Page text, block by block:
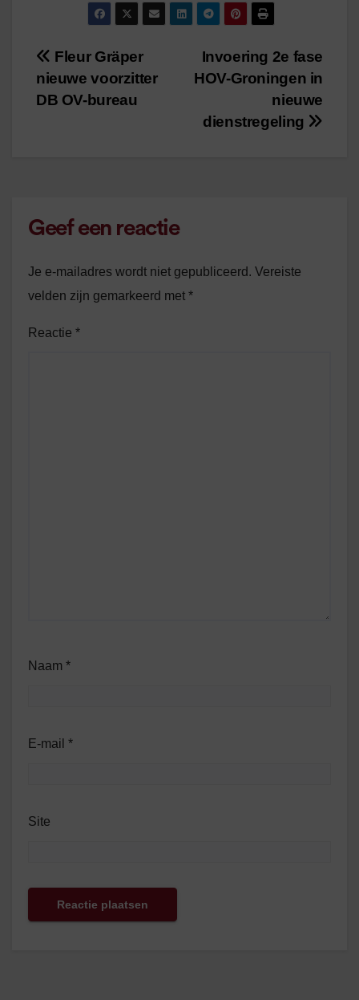
dienstregeling
minuten
waarschijnlijk in
januari
Bericht
navigatie
Invoering 2e fase
HOV-Groningen in
nieuwe
dienstregeling
Fleur Gräper
nieuwe voorzitter
DB OV-bureau
Geef een reactie
Je e-mailadres wordt niet gepubliceerd. Vereiste
velden zijn gemarkeerd met *
Reactie *
Naam *
E-mail *
Site